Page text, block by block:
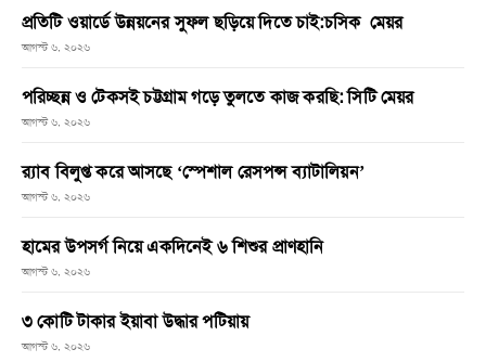
প্রতিটি ওয়ার্ডে উন্নয়নের সুফল ছড়িয়ে দিতে চাই:চসিক মেয়র
আগস্ট ৬, ২০২৬
পরিচ্ছন্ন ও টেকসই চট্টগ্রাম গড়ে তুলতে কাজ করছি: সিটি মেয়র
আগস্ট ৬, ২০২৬
র‌্যাব বিলুপ্ত করে আসছে ‘স্পেশাল রেসপন্স ব্যাটালিয়ন’
আগস্ট ৬, ২০২৬
হামের উপসর্গ নিয়ে একদিনেই ৬ শিশুর প্রাণহানি
আগস্ট ৬, ২০২৬
৩ কোটি টাকার ইয়াবা উদ্ধার পটিয়ায়
আগস্ট ৬, ২০২৬